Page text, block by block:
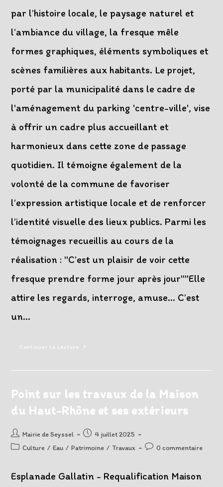
par l’histoire locale, le paysage naturel et
l’ambiance du village, la fresque mêle
formes graphiques, éléments symboliques et
scènes familières aux habitants. Le projet,
porté par la municipalité dans le cadre de
l'aménagement du parking 'centre-ville', vise
à offrir un cadre plus accueillant et
harmonieux dans cette zone de passage
quotidien. Il témoigne également de la
volonté de la commune de favoriser
l’expression artistique locale et de renforcer
l’identité visuelle des lieux publics. Parmi les
témoignages recueillis au cours de la
réalisation : "C’est un plaisir de voir cette
fresque prendre forme jour après jour""Elle
attire les regards, interroge, amuse... C’est
un…
Continuer La Lecture
La
Réalisation,
Donne
Au
Nouveau
Du
Centre-
Ville
Point sur les travaux de la Maison
du Haut-Rhône et ses extérieurs
Auteur/autrice
de
Mairie de Seyssel
Post
published:
4 juillet 2025
PostCulture / Eau / Patrimoine / Travaux
Post0 commentaire
Esplanade Gallatin - Requalification Maison